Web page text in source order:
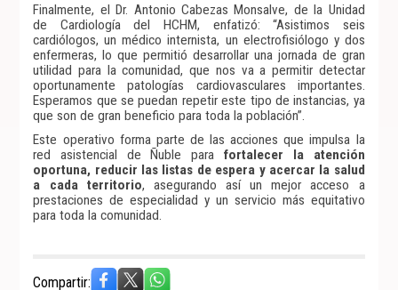
Finalmente, el Dr. Antonio Cabezas Monsalve, de la Unidad
de Cardiología del HCHM, enfatizó: “Asistimos seis
cardiólogos, un médico internista, un electrofisiólogo y dos
enfermeras, lo que permitió desarrollar una jornada de gran
utilidad para la comunidad, que nos va a permitir detectar
oportunamente patologías cardiovasculares importantes.
Esperamos que se puedan repetir este tipo de instancias, ya
que son de gran beneficio para toda la población”.
Este operativo forma parte de las acciones que impulsa la
red asistencial de Ñuble para fortalecer la atención
oportuna, reducir las listas de espera y acercar la salud
a cada territorio, asegurando así un mejor acceso a
prestaciones de especialidad y un servicio más equitativo
para toda la comunidad.
Compartir: